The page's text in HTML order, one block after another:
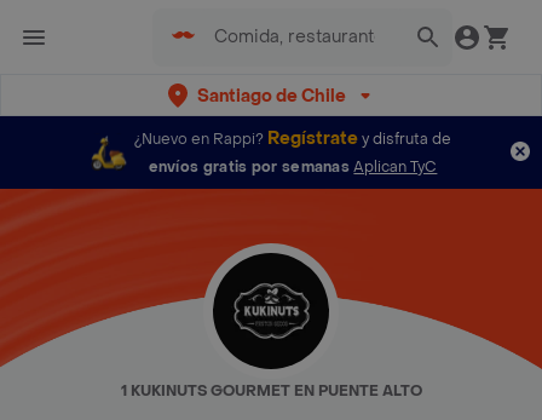
Santiago de Chile
¿Nuevo en Rappi? Regístratey disfruta de
envíos gratis por semanas Aplican TyC
1 KUKINUTS GOURMET EN PUENTE ALTO